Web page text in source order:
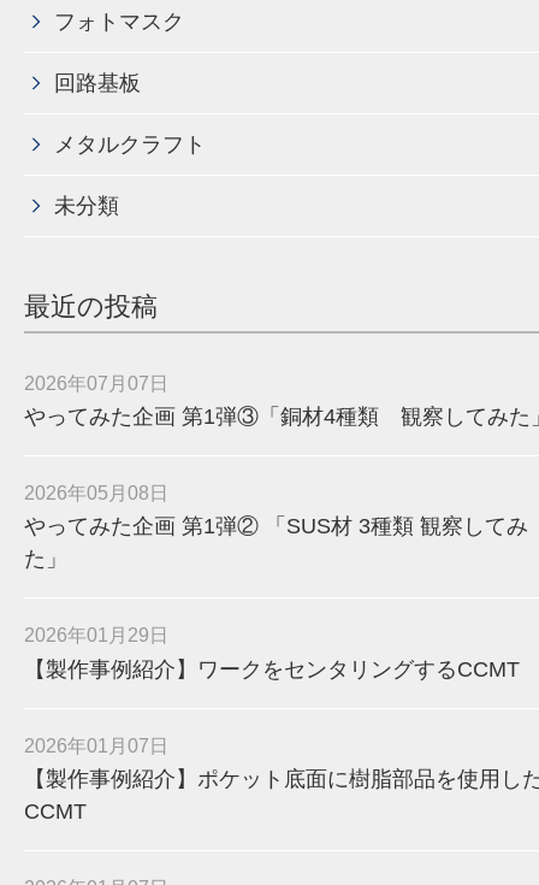
フォトマスク
回路基板
メタルクラフト
未分類
最近の投稿
2026年07月07日
やってみた企画 第1弾③「銅材4種類 観察してみた
2026年05月08日
やってみた企画 第1弾② 「SUS材 3種類 観察してみ
た」
2026年01月29日
【製作事例紹介】ワークをセンタリングするCCMT
2026年01月07日
【製作事例紹介】ポケット底面に樹脂部品を使用し
CCMT